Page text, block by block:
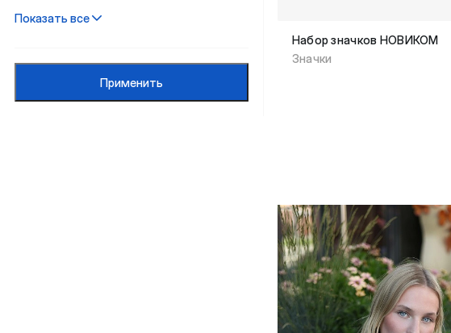
Показать все
Применить
Набор значков НОВИКОМ
Значки